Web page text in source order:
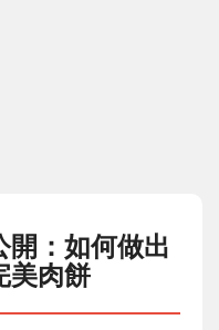
開：如何做出
美肉餅